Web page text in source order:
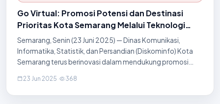
Go Virtual: Promosi Potensi dan Destinasi
Prioritas Kota Semarang Melalui Teknologi
Virtual Tour dan AI
Semarang, Senin (23 Juni 2025) — Dinas Komunikasi,
Informatika, Statistik, dan Persandian (Diskominfo) Kota
Semarang terus berinovasi dalam mendukung promosi
yang memanfaatkan teknologi Virtual T
23 Jun 2025 · 368